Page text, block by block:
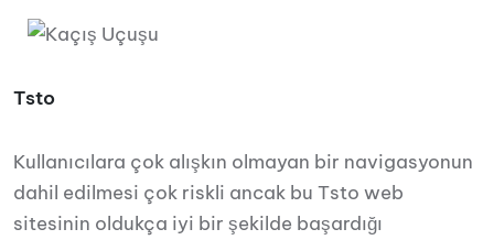
Tsto
Kullanıcılara çok alışkın olmayan bir navigasyonun
dahil edilmesi çok riskli ancak bu Tsto web
sitesinin oldukça iyi bir şekilde başardığı